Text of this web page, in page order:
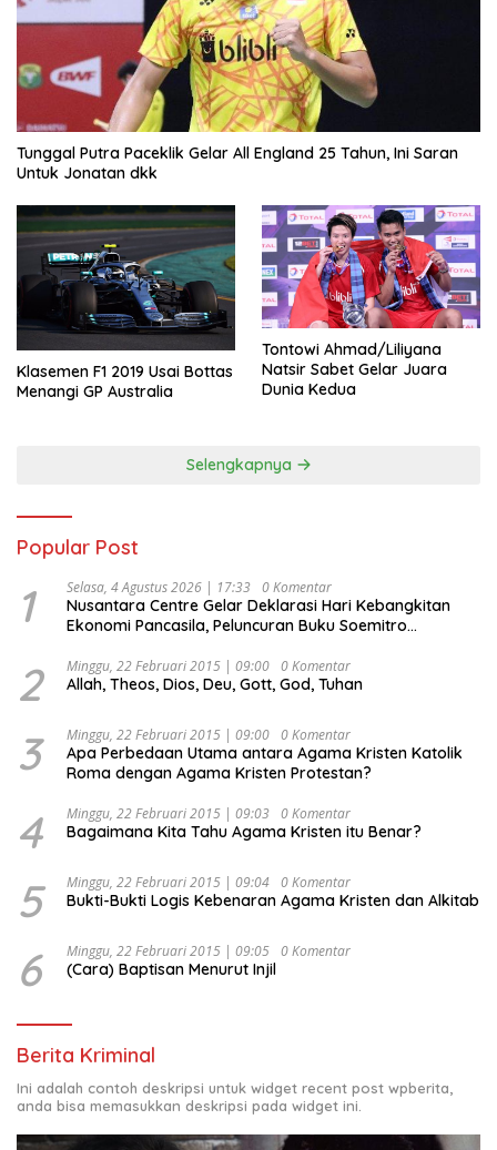
Tunggal Putra Paceklik Gelar All England 25 Tahun, Ini Saran
Untuk Jonatan dkk
Klasemen F1 2019 Usai Bottas
Menangi GP Australia
Tontowi Ahmad/Liliyana
Natsir Sabet Gelar Juara
Dunia Kedua
Selengkapnya
Popular Post
1 Selasa, 4 Agustus 2026 | 17:33 0 Komentar
Nusantara Centre Gelar Deklarasi Hari Kebangkitan
Ekonomi Pancasila, Peluncuran Buku Soemitro
Ekonomi Politik Indonesia) & Simposium Nasional
“Urgensi Undang-Undang Perekonomian Nasional dan
Indonesia Emas 2045”,
2 Minggu, 22 Februari 2015 | 09:00 0 Komentar
Allah, Theos, Dios, Deu, Gott, God, Tuhan
3 Minggu, 22 Februari 2015 | 09:00 0 Komentar
Apa Perbedaan Utama antara Agama Kristen Katolik
Roma dengan Agama Kristen Protestan?
4 Minggu, 22 Februari 2015 | 09:03 0 Komentar
Bagaimana Kita Tahu Agama Kristen itu Benar?
5 Minggu, 22 Februari 2015 | 09:04 0 Komentar
Bukti-Bukti Logis Kebenaran Agama Kristen dan Alkitab
6 Minggu, 22 Februari 2015 | 09:05 0 Komentar
(Cara) Baptisan Menurut Injil
Berita Kriminal
Ini adalah contoh deskripsi untuk widget recent post wpberita,
anda bisa memasukkan deskripsi pada widget ini.